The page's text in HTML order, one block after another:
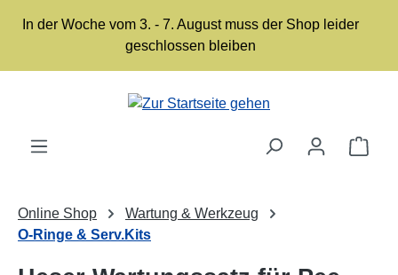
Zum Hauptinhalt springen
In der Woche vom 3. - 7. August muss der Shop leider
geschlossen bleiben
Online Shop
Wartung & Werkzeug
O-Ringe & Serv.Kits